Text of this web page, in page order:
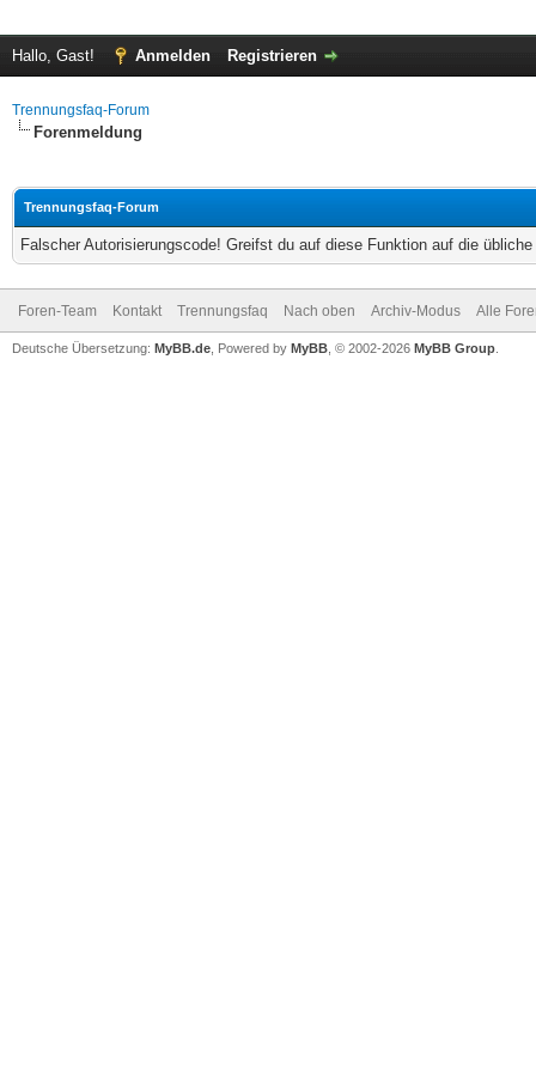
Hallo, Gast! Anmelden Registrieren
Trennungsfaq-Forum
Forenmeldung
Trennungsfaq-Forum
Falscher Autorisierungscode! Greifst du auf diese Funktion auf die
Foren-Team Kontakt Trennungsfaq Nach oben Archiv-Modus Alle
Deutsche Übersetzung: MyBB.de , Powered by MyBB , © 2002-2026 MyBB Group